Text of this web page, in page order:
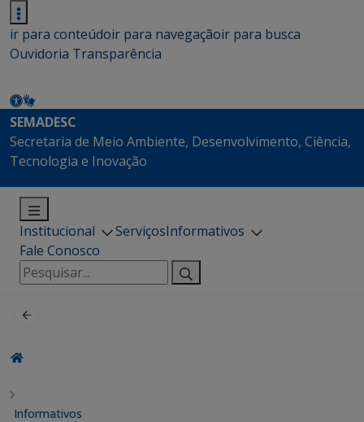
ir para conteúdoir para navegaçãoir para busca
Ouvidoria Transparência
SEMADESC
Secretaria de Meio Ambiente, Desenvolvimento, Ciência,
Tecnologia e Inovação
Institucional ServiçosInformativos
Fale Conosco
Pesquisar
por:
Informativos